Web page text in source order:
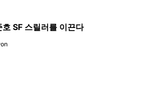
SF 스릴러를 이끈다